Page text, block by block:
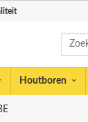
Zoeken
Houtboren